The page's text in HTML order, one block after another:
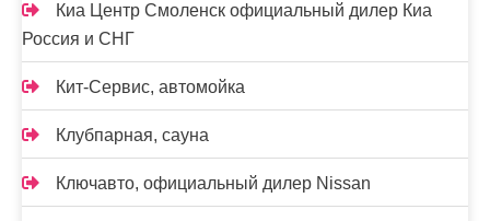
Киа Центр Смоленск официальный дилер Киа
Россия и СНГ
Кит-Сервис, автомойка
Клубпарная, сауна
Ключавто, официальный дилер Nissan